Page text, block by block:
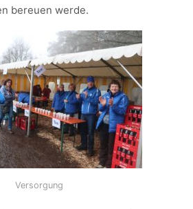
bereuen werde.
Versorgung